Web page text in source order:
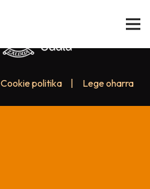
Cookie politika Lege oharra